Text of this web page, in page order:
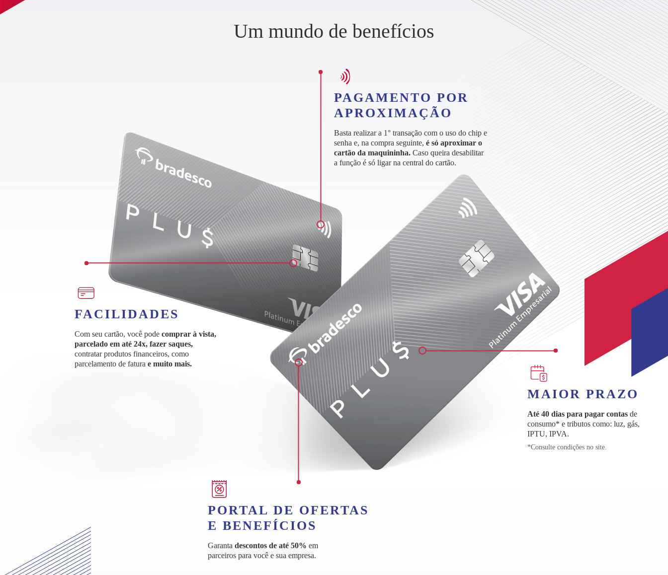
Um mundo de benefícios
PAGAMENTO POR
APROXIMAÇÃO
Basta realizar a 1° transação com o uso do chip e
senha e, na compra seguinte, é só aproximar o
cartão da maquininha. Caso queira desabilitar
a função é só ligar na central do cartão.
FACILIDADES
Com seu cartão, você pode comprar à vista,
parcelado em até 24x, fazer saques,
contratar produtos financeiros, como
parcelamento de fatura e muito mais.
MAIOR PRAZO
Até 40 dias para pagar contas de
consumo* e tributos como: luz, gás,
IPTU, IPVA.
*Consulte condições no site.
PORTAL DE OFERTAS
E BENEFÍCIOS
Garanta descontos de até 50% em
parceiros para você e sua empresa.